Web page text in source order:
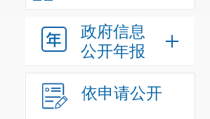
政府信息
公开年报
依申请公开